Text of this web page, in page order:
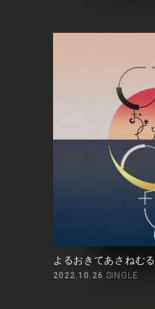
よるおきてあさねむる
2022.10.26 SINGLE